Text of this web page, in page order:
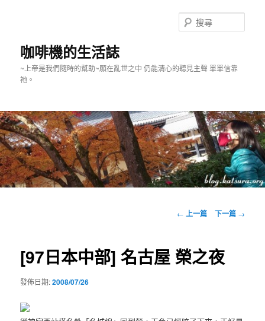
咖啡機的生活誌
~上帝是我們隨時的幫助~願在亂世之中 仍能清心的聽見主聲 單單信靠
祂。
尋
文
覽
← 上一篇 下一篇 →
[97日本中部] 名古屋 榮之夜
發佈日期:2008/07/26